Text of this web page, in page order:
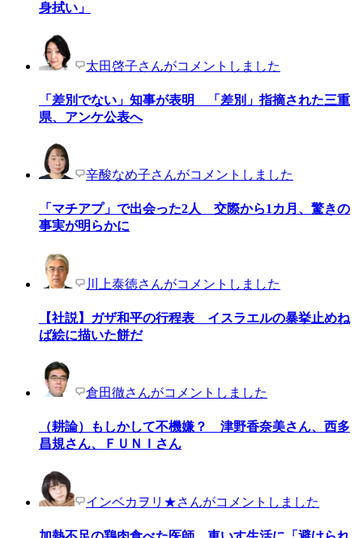
身拭い」
太田啓子さんがコメントしました
「差別でない」知事が表明 「差別」指摘された三重
県、アンケ公表へ
辛酸なめ子さんがコメントしました
「マチアプ」で出会った2人 交際から1カ月、驚きの
事実が明らかに
川上泰徳さんがコメントしました
【社説】ガザ和平の行程表 イスラエルの暴挙止めね
ば絵に描いた餅だ
倉田徹さんがコメントしました
（耕論）もしかして不機嫌？ 津野香奈美さん、西多
昌規さん、ＦＵＮＩさん
インベカヲリ★さんがコメントしました